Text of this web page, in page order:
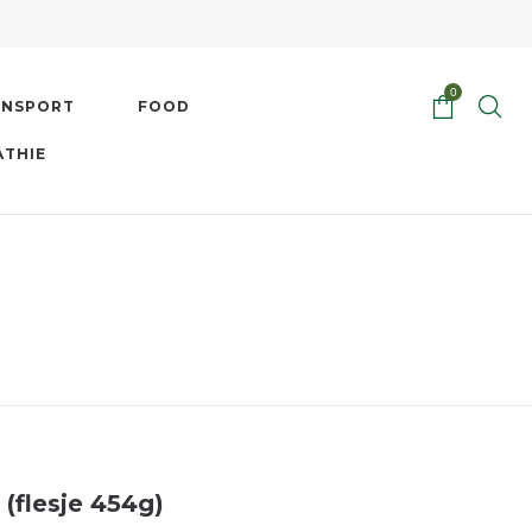
FOOD
0
(flesje 454g)